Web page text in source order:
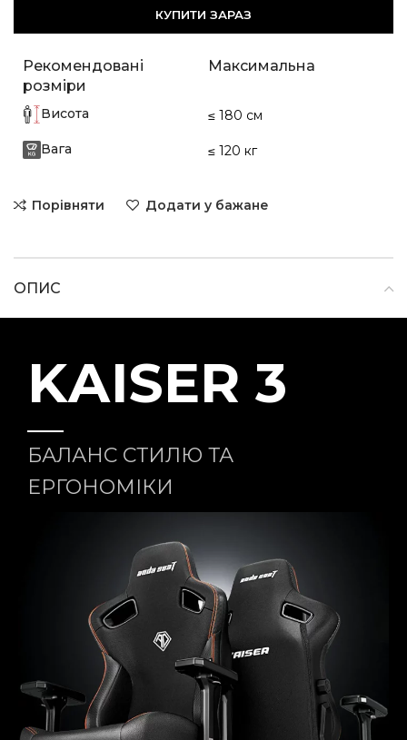
КУПИТИ ЗАРАЗ
Рекомендовані
розміри
Максимальна
Висота ≤ 180 см
Вага ≤ 120 кг
Порівняти Додати у бажане
ОПИС
KАISER 3
БАЛАНС СТИЛЮ ТА
ЕРГОНОМІКИ